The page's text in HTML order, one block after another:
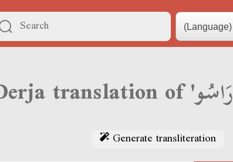
Generate transliteration